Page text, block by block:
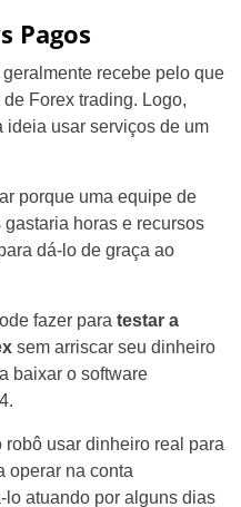
Pagos
recebe pelo que
Forex trading. Logo,
ideia usar serviços de um
porque uma equipe de
horas e recursos
dá-lo de graça ao
fazer para testar a
sem arriscar seu dinheiro
baixar o software
usar dinheiro real para
operar na conta
atuando por alguns dias